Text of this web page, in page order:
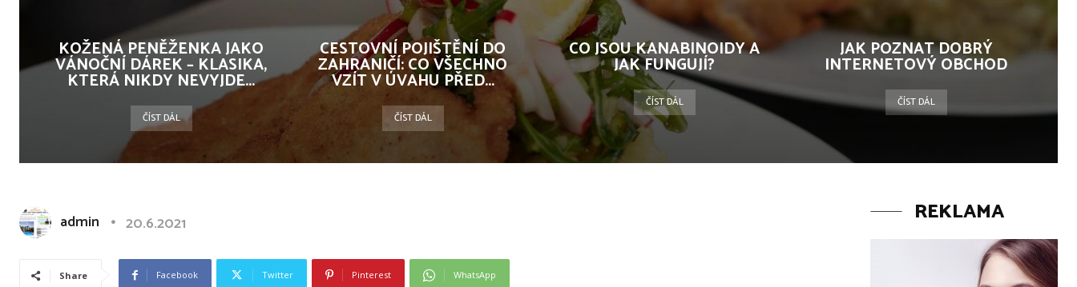
KOŽENÁ PENĚŽENKA JAKO
VÁNOČNÍ DÁREK – KLASIKA,
KTERÁ NIKDY NEVYJDE...
ČÍST DÁL
CESTOVNÍ POJIŠTĚNÍ DO
ZAHRANIČÍ: CO VŠECHNO
VZÍT V ÚVAHU PŘED...
ČÍST DÁL
CO JSOU KANABINOIDY A
JAK FUNGUJÍ?
ČÍST DÁL
JAK POZNAT DOBRÝ
INTERNETOVÝ OBCHOD
ČÍST DÁL
admin 20.6.2021
Share Facebook Twitter Pinterest WhatsApp
REKLAMA